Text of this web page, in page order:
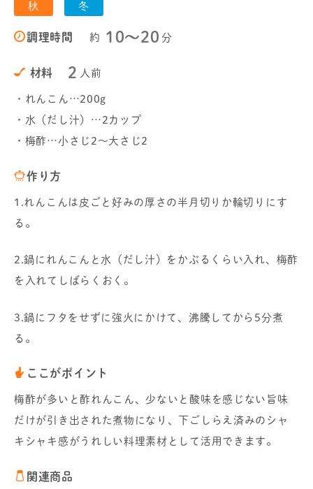
秋 冬
調理時間 約 10〜20 分
材料 2 人前
・れんこん…200g
・水（だし汁）…2カップ
・梅酢…小さじ2～大さじ2
作り方
1.れんこんは皮ごと好みの厚さの半月切りか輪切りにす
る。
2.鍋にれんこんと水（だし汁）をかぶるくらい入れ、梅酢
を入れてしばらくおく。
3.鍋にフタをせずに強火にかけて、沸騰してから5分煮
る。
ここがポイント
梅酢が多いと酢れんこん、少ないと酸味を感じない旨味
だけが引き出された煮物になり、下ごしらえ済みのシャ
キシャキ感がうれしい料理素材として活用できます。
関連商品